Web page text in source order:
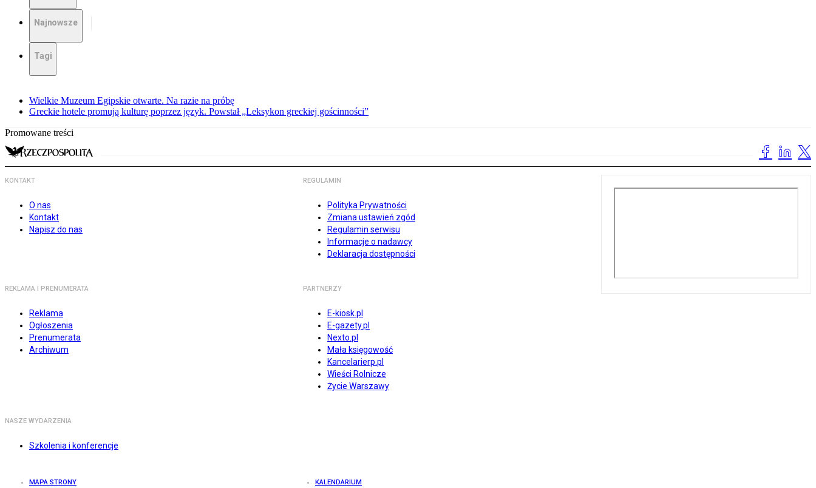
Najnowsze
Tagi
Wielkie Muzeum Egipskie otwarte. Na razie na próbę
Greckie hotele promują kulturę poprzez język. Powstał „Leksykon greckiej gościnności”
Promowane treści
KONTAKT
O nas
Kontakt
Napisz do nas
REGULAMIN
Polityka Prywatności
Zmiana ustawień zgód
Regulamin serwisu
Informacje o nadawcy
Deklaracja dostępności
REKLAMA I PRENUMERATA
Reklama
Ogłoszenia
Prenumerata
Archiwum
PARTNERZY
E-kiosk.pl
E-gazety.pl
Nexto.pl
Mała księgowość
Kancelarierp.pl
Wieści Rolnicze
Życie Warszawy
NASZE WYDARZENIA
Szkolenia i konferencje
MAPA STRONY KALENDARIUM